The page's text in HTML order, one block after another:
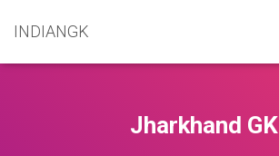
INDIANGK
Jharkhand GK